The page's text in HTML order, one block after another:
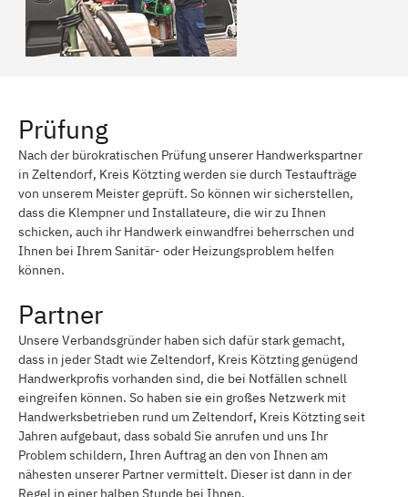
Prüfung
Nach der bürokratischen Prüfung unserer Handwerkspartner
in Zeltendorf, Kreis Kötzting werden sie durch Testaufträge
von unserem Meister geprüft. So können wir sicherstellen,
dass die Klempner und Installateure, die wir zu Ihnen
schicken, auch ihr Handwerk einwandfrei beherrschen und
Ihnen bei Ihrem Sanitär- oder Heizungsproblem helfen
können.
Partner
Unsere Verbandsgründer haben sich dafür stark gemacht,
dass in jeder Stadt wie Zeltendorf, Kreis Kötzting genügend
Handwerkprofis vorhanden sind, die bei Notfällen schnell
eingreifen können. So haben sie ein großes Netzwerk mit
Handwerksbetrieben rund um Zeltendorf, Kreis Kötzting seit
Jahren aufgebaut, dass sobald Sie anrufen und uns Ihr
Problem schildern, Ihren Auftrag an den von Ihnen am
nähesten unserer Partner vermittelt. Dieser ist dann in der
Regel in einer halben Stunde bei Ihnen.